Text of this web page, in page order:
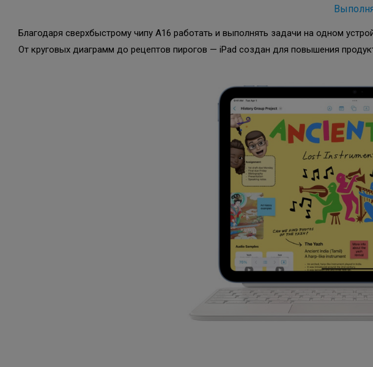
Благодаря сверхбыстрому чипу A16 работать и выполнять задачи на одном
От круговых диаграмм до рецептов пирогов — iPad создан для повышения